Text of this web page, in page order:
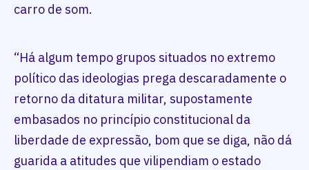
carro de som.
“Há algum tempo grupos situados no extremo
político das ideologias prega descaradamente o
retorno da ditatura militar, supostamente
embasados no princípio constitucional da
liberdade de expressão, bom que se diga, não dá
guarida a atitudes que vilipendiam o estado